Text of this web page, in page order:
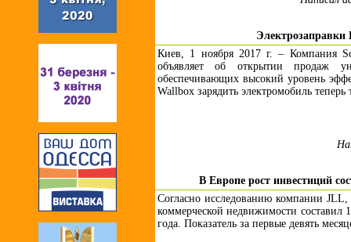
Киев, 1 ноября 2017 г. – Компания
объявляет об открытии продаж
обеспечивающих высокий уровень
Wallbox зарядить электромобиль
В Европе рост инвестиций
Согласно исследованию компании
коммерческой недвижимости составил
года. Показатель за первые девять